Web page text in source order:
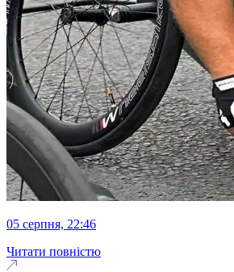
05 серпня, 22:46
Читати повністю